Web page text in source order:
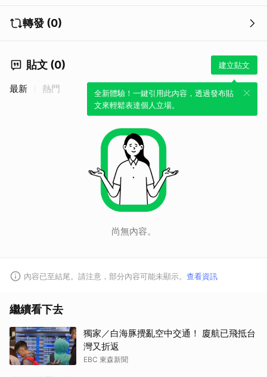
轉發 (0)
貼文 (0) 建立貼文
全新體驗！一鍵引用此內容，透過發布貼
文來輕鬆表達個人立場。
最新 熱門
尚無內容。
內容已至結尾。請注意，部分內容可能未顯示。 查看資訊
繼續看下去
獨家／白海豚攪亂空中交通！ 廈航已飛抵台
灣又折返
EBC 東森新聞
取消